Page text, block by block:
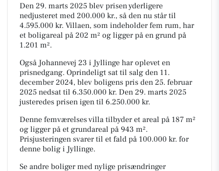
Den 29. marts 2025 blev prisen yderligere
nedjusteret med 200.000 kr., så den nu står til
4.595.000 kr. Villaen, som indeholder fem rum, har
et boligareal på 202 m² og ligger på en grund på
1.201 m².
Også Johannevej 23 i Jyllinge har oplevet en
prisnedgang. Oprindeligt sat til salg den 11.
december 2024, blev boligens pris den 25. februar
2025 nedsat til 6.350.000 kr. Den 29. marts 2025
justeredes prisen igen til 6.250.000 kr.
Denne femværelses villa tilbyder et areal på 187 m²
og ligger på et grundareal på 943 m².
Prisjusteringen svarer til et fald på 100.000 kr. for
denne bolig i Jyllinge.
Se andre boliger med nylige prisændringer